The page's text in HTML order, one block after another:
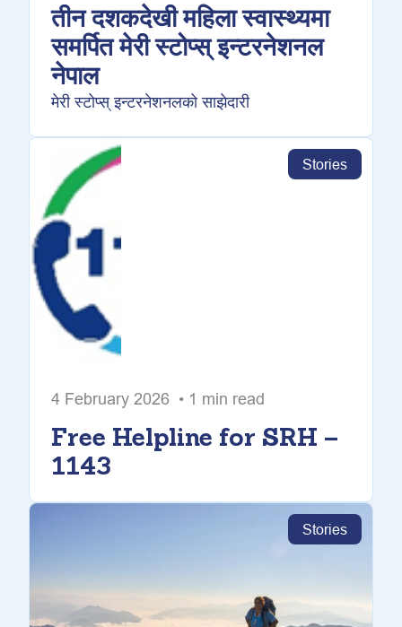
तीन दशकदेखी महिला स्वास्थ्यमा
समर्पित मेरी स्टोप्स् इन्टरनेशनल
नेपाल
मेरी स्टोप्स् इन्टरनेशनलको साझेदारी
Stories
4 February 2026 • 1 min read
Free Helpline for SRH –
1143
Stories